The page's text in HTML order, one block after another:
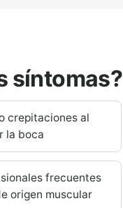
síntomas?
crepitaciones al
la boca
frecuentes
origen muscular